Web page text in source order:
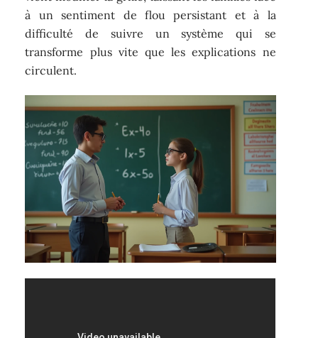
à un sentiment de flou persistant et à la
difficulté de suivre un système qui se
transforme plus vite que les explications ne
circulent.